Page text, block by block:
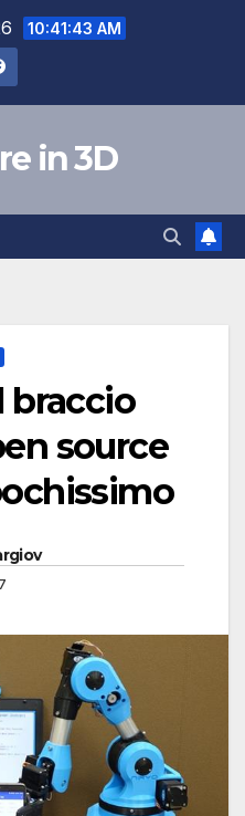
10:41:44 AM
in 3D
braccio
source